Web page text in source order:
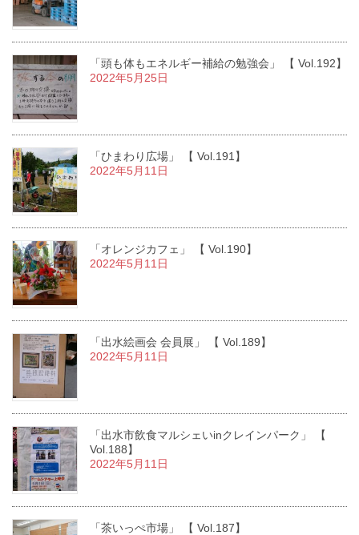
「頭も体もエネルギー補給の勉強会」 【 Vol.192】
2022年5月25日
「ひまわり広場」 【 Vol.191】
2022年5月11日
「オレンジカフェ」 【 Vol.190】
2022年5月11日
「出水絵画会 会員展」 【 Vol.189】
2022年5月11日
「出水市飲食マルシェいinクレインパーク」 【
Vol.188】
2022年5月11日
「茶いっぺ市場」 【 Vol.187】